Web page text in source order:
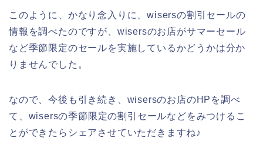
このように、かなり念入りに、wisersの割引セールの
情報を調べたのですが、wisersのお店がサマーセール
など季節限定のセールを実施しているかどうかは分か
りませんでした。
なので、今後も引き続き、wisersのお店のHPを調べ
て、wisersの季節限定の割引セールなどをみつけるこ
とができたらシェアさせていただきますね♪